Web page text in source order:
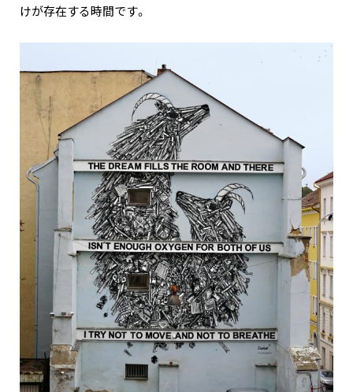
けが存在する時間です。